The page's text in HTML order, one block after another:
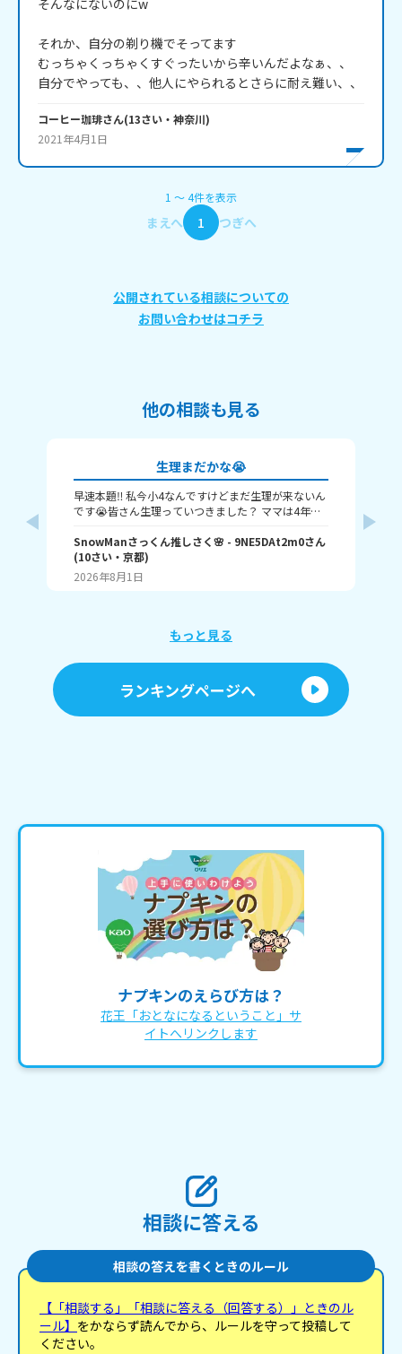
そんなにないのにw
それか、自分の剃り機でそってます
むっちゃくっちゃくすぐったいから辛いんだよなぁ、、
コーヒー珈琲さん(13さい・ 神奈川)
2021年4月1日
1 〜4件を表示
まえへ 1 つぎへ
公開されている相談についての
お問い合わせはコチラ
他の相談も見る
生理まだかな😭
早速本題‼️ 私今小4なんですけどまだ生理が来ないん
です😭皆さん生理っていつきました？ ママは4年生
のかな💦 教えてください🙇‍♀️ 以上さくでした😊
SnowManさっくん推しさく🌸 - 9NE5DAt2m0さん
(10さい・ 京都)
2026年8月1日
もっと見る
ランキングページへ
ナプキンのえらび方は？
花王「おとなになるということ」サ
イトへリンクします
相談に答える
相談の答えを書くときのルール
【「相談する」「相談に答える（回答する）」ときのル
ール】 をかならず読んでから、ルールを守って投稿して
ください。